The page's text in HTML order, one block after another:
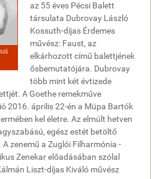
az 55 éves Pécsi Balett
társulata Dubrovay László
Kossuth-díjas Érdemes
művész: Faust, az
elkárhozott című balettjének
ősbemutatójára. Dubrovay
több mint két évtizede
A Goethe remekműve
2016. április 22-én a Müpa Bartók
kel életre. Az elmúlt hetven
egész estét betöltő
zenemű a Zuglói Filharmónia -
Zenekar előadásában szólal
Liszt-díjas Kiváló művész